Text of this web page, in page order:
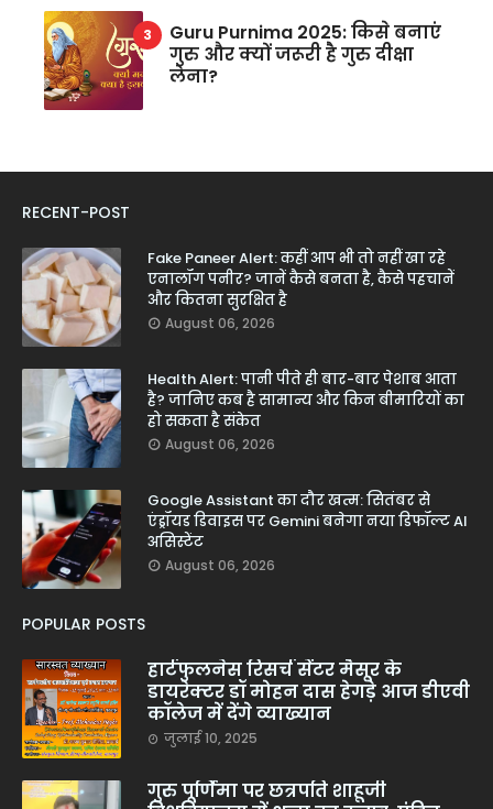
Guru Purnima 2025: किसे बनाएं
गुरु और क्यों जरूरी है गुरु दीक्षा
लेना?
RECENT-POST
Fake Paneer Alert: कहीं आप भी तो नहीं खा रहे
एनालॉग पनीर? जानें कैसे बनता है, कैसे पहचानें
और कितना सुरक्षित है
August 06, 2026
Health Alert: पानी पीते ही बार-बार पेशाब आता
है? जानिए कब है सामान्य और किन बीमारियों का
हो सकता है संकेत
August 06, 2026
Google Assistant का दौर खत्म: सितंबर से
एंड्रॉयड डिवाइस पर Gemini बनेगा नया डिफॉल्ट AI
असिस्टेंट
August 06, 2026
POPULAR POSTS
हार्टफुलनेस रिसर्च सेंटर मैसूर के
डायरेक्टर डॉ मोहन दास हेगड़े आज डीएवी
कॉलेज में देंगे व्याख्यान
जुलाई 10, 2025
गुरु पूर्णिमा पर छत्रपति शाहूजी